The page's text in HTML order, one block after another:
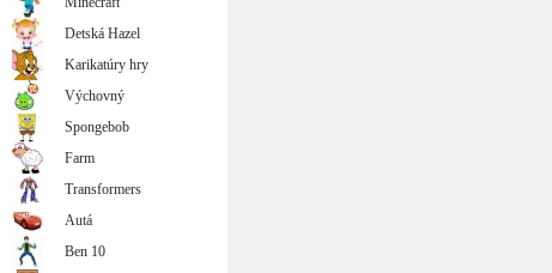
Detská Hazel
Karikatúry hry
Výchovný
Spongebob
Farm
Transformers
Autá
Ben 10